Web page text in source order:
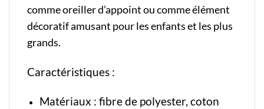
comme oreiller d’appoint ou comme élément
décoratif amusant pour les enfants et les plus
grands.
Caractéristiques :
Matériaux : fibre de polyester, coton